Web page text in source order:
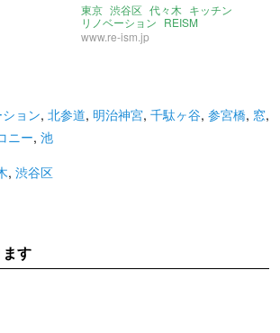
東京 渋谷区 代々木 キッチン
リノベーション REISM
www.re-ism.jp
ョン, 北参道, 明治神宮, 千駄ヶ谷, 参宮橋, 窓,
ニー, 池
, 渋谷区
す